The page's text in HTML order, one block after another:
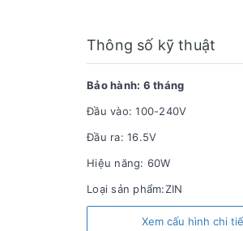
Thông số kỹ thuật
Bảo hành: 6 tháng
Đầu vào: 100-240V
Đầu ra: 16.5V
Hiệu năng: 60W
Loại sản phẩm:ZIN
Xem cấu hình chi